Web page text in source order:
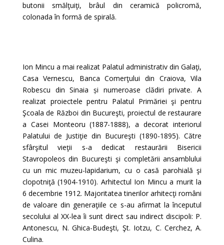
butonii smălţuiţi, brâul din ceramică policromă,
colonada în formă de spirală.
Ion Mincu a mai realizat Palatul administrativ din Galaţi,
Casa Vernescu, Banca Comerţului din Craiova, Vila
Robescu din Sinaia și numeroase clădiri private. A
realizat proiectele pentru Palatul Primăriei şi pentru
Şcoala de Război din Bucureşti, proiectul de restaurare
a Casei Monteoru (1887-1888), a decorat interiorul
Palatului de Justiţie din Bucureşti (1890-1895). Către
sfârşitul vieţii s-a dedicat restaurării Bisericii
Stavropoleos din Bucureşti şi completării ansamblului
cu un mic muzeu-lapidarium, cu o casă parohială şi
clopotniţă (1904-1910). Arhitectul Ion Mincu a murit la
6 decembrie 1912. Majoritatea tinerilor arhitecţi români
de valoare din generaţiile ce s-au afirmat la începutul
secolului al XX-lea îi sunt direct sau indirect discipoli: P.
Antonescu, N. Ghica-Budeşti, Şt. Iotzu, C. Cerchez, A.
Culina.